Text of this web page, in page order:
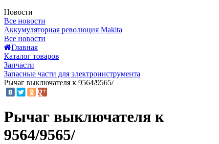
Новости
Все новости
Аккумуляторная революция Makita
Все новости
Главная
Каталог товаров
Запчасти
Запасные части для электроинструмента
Рычаг выключателя к 9564/9565/
Рычаг выключателя к
9564/9565/